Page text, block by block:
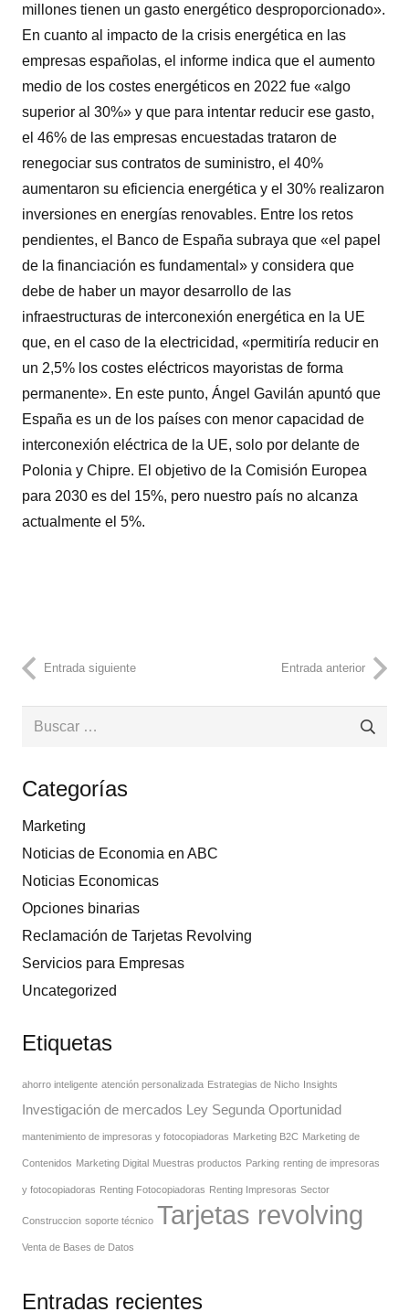
millones tienen un gasto energético desproporcionado».
En cuanto al impacto de la crisis energética en las
empresas españolas, el informe indica que el aumento
medio de los costes energéticos en 2022 fue «algo
superior al 30%» y que para intentar reducir ese gasto,
el 46% de las empresas encuestadas trataron de
renegociar sus contratos de suministro, el 40%
aumentaron su eficiencia energética y el 30% realizaron
inversiones en energías renovables. Entre los retos
pendientes, el Banco de España subraya que «el papel
de la financiación es fundamental» y considera que
debe de haber un mayor desarrollo de las
infraestructuras de interconexión energética en la UE
que, en el caso de la electricidad, «permitiría reducir en
un 2,5% los costes eléctricos mayoristas de forma
permanente». En este punto, Ángel Gavilán apuntó que
España es un de los países con menor capacidad de
interconexión eléctrica de la UE, solo por delante de
Polonia y Chipre. El objetivo de la Comisión Europea
para 2030 es del 15%, pero nuestro país no alcanza
actualmente el 5%.
Entrada siguiente Entrada anterior
Buscar:
Categorías
Marketing
Noticias de Economia en ABC
Noticias Economicas
Opciones binarias
Reclamación de Tarjetas Revolving
Servicios para Empresas
Uncategorized
Etiquetas
ahorro inteligente atención personalizada Estrategias de Nicho Insights
Investigación de mercados Ley Segunda Oportunidad
mantenimiento de impresoras y fotocopiadoras Marketing B2C Marketing de
Contenidos Marketing Digital Muestras productos Parking renting de impresoras
y fotocopiadoras Renting Fotocopiadoras Renting Impresoras Sector
Construccion soporte técnico Tarjetas revolving
Venta de Bases de Datos
Entradas recientes